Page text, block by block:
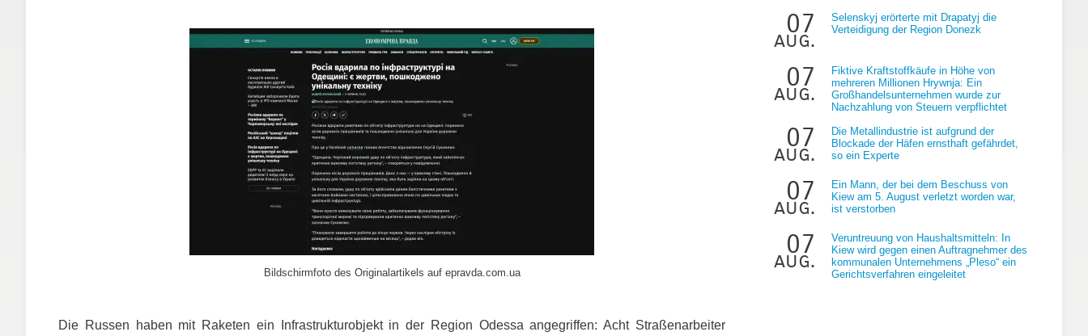
Bildschirmfoto des Originalartikels auf epravda.com.ua
Die Russen haben mit Raketen ein Infrastrukturobjekt in der Region Odessa angegriffen: Acht Straßenarbeiter
07
aug.
Selenskyj erörterte mit Drapatyj die
Verteidigung der Region Donezk
07
aug.
Fiktive Kraftstoffkäufe in Höhe von
mehreren Millionen Hrywnja: Ein
Großhandelsunternehmen wurde zur
Nachzahlung von Steuern verpflichtet
07
aug.
Die Metallindustrie ist aufgrund der
Blockade der Häfen ernsthaft gefährdet,
so ein Experte
07
aug.
Ein Mann, der bei dem Beschuss von
Kiew am 5. August verletzt worden war,
ist verstorben
07
aug.
Veruntreuung von Haushaltsmitteln: In
Kiew wird gegen einen Auftragnehmer des
kommunalen Unternehmens „Pleso“ ein
Gerichtsverfahren eingeleitet